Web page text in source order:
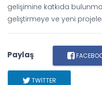
gelişimine katkıda
geliştirmeye ve yeni
Paylaş
TWITTER